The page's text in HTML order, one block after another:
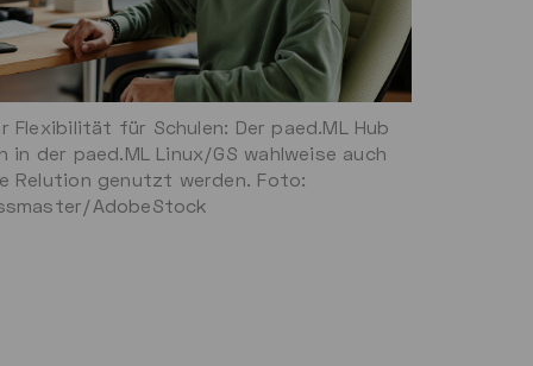
Flexibilität für Schulen: Der paed.ML Hub
in der paed.ML Linux/GS wahlweise auch
Relution genutzt werden. Foto:
AdobeStock